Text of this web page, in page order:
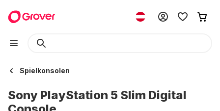
Spielkonsolen
Sony PlayStation 5 Slim Digital